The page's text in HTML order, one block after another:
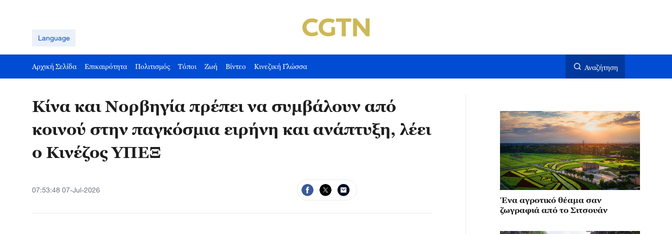
Language
Αρχική Σελίδα Επικαιρότητα Πολιτισμός Τόποι Ζωή Βίντεο Κινεζική Γλώσσα Αναζήτηση
Κίνα και Νορβηγία πρέπει να συμβάλουν από
κοινού στην παγκόσμια ειρήνη και ανάπτυξη, λέει
ο Κινέζος ΥΠΕΞ
07:53:48 07-Jul-2026
Ένα αγροτικό θέαμα σαν
ζωγραφιά από το Σιτσουάν